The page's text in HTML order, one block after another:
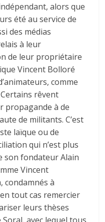
alors que
été au service de
des médias
à leur
de leur propriétaire
Vincent Bolloré
comme
rêvent
propagande à de
de militants. C’est
laïque ou de
qui n’est plus
son fondateur Alain
Vincent
condamnés à
tout cas remercier
leurs thèses